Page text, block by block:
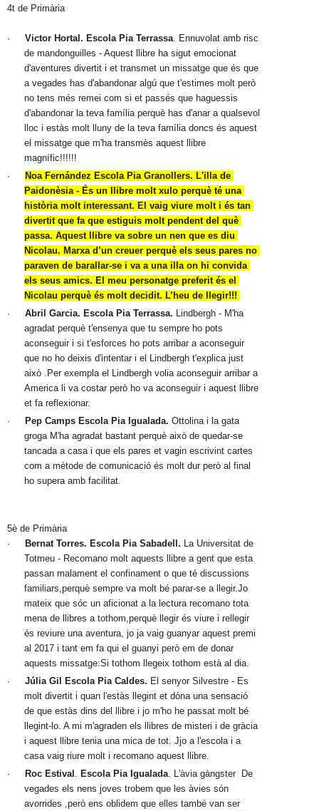
4t de Primària
· Victor Hortal. Escola Pia Terrassa . Ennuvolat amb risc
de mandonguilles - Aquest llibre ha sigut emocionat
d'aventures divertit i et transmet un missatge que és que
a vegades has d'abandonar algú que t'estimes molt però
no tens més remei com si et passés que haguessis
d'abandonar la teva família perquè has d'anar a qualsevol
lloc i estàs molt lluny de la teva família doncs és aquest
el missatge que m'ha transmès aquest llibre
magnífic!!!!!!
·
Noa Fernández Escola Pia Granollers. L'illa de
Paidonèsia - És un llibre molt xulo perquè té una
història molt interessant. El vaig viure molt i és tan
divertit que fa que estiguis molt pendent del què
passa. Aquest llibre va sobre un nen que es diu
Nicolau. Marxa d’un creuer perquè els seus pares no
paraven de barallar-se i va a una illa on hi convida
els seus amics. El meu personatge preferit és el
Nicolau perquè és molt decidit. L’heu de llegir!!!
·
Abril Garcia. Escola Pia Terrassa.
Lindbergh - M'ha
agradat perquè t'ensenya que tu sempre ho pots
aconseguir i si t'esforces ho pots arribar a aconseguir
que no ho deixis d'intentar i el Lindbergh t'explica just
això .Per exempla el Lindbergh volia aconseguir arribar a
America li va costar però ho va aconseguir i aquest llibre
et fa reflexionar.
·
Pep Camps Escola Pia Igualada. Ottolina i la gata
groga M'ha agradat bastant perquè això de quedar-se
tancada a casa i que els pares et vagin escrivint cartes
com a mètode de comunicació és molt dur però al final
ho supera amb facilitat.
5è de Primària
·
Bernat Torres. Escola Pia Sabadell.
La Universitat de
Totmeu - Recomano molt aquests llibre a gent que esta
passan malament el confinament o que té discussions
familiars,perquè sempre va molt bé parar-se a llegir.Jo
mateix que sóc un aficionat a la lectura recomano tota
mena de llibres a tothom,perquè llegir és viure i rellegir
és reviure una aventura, jo ja vaig guanyar aquest premi
al 2017 i tant em fa qui el guanyi però em de donar
aquests missatge:Si tothom llegeix tothom està al dia.
·
Júlia Gil Escola Pia Caldes. El senyor Silvestre - Es
molt divertit i quan l'estàs llegint et dóna una sensació
de que estàs dins del llibre i jo m'ho he passat molt bé
llegint-lo. A mi m'agraden els llibres de misteri i de gràcia
i aquest llibre tenia una mica de tot. Jjo a l'escola i a
casa vaig riure molt i recomano aquest llibre.
·
Roc Estival Escola Pia Igualada . L'àvia gàngster  De
vegades els nens joves trobem que les àvies són
avorrides ,però ens oblidem que elles també van ser